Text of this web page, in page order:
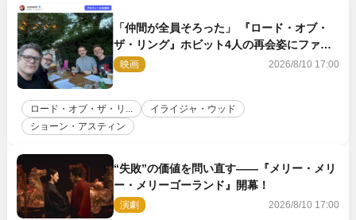
「仲間が全員そろった」 『ロード・オブ・
ザ・リング』ホビット4人の再会姿にファン
感激
映画 2026/8/10 17:00
ロード・オブ・ザ・リ...
イライジャ・ウッド
ショーン・アスティン
“失敗”の価値を問い直す――『メリー・メリ
ー・メリーゴーランド』開幕！
演劇 2026/8/10 17:00